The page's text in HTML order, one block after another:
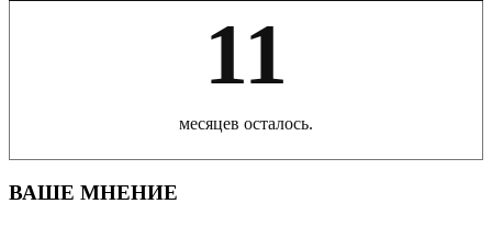
11
месяцев осталось.
ВАШЕ МНЕНИЕ